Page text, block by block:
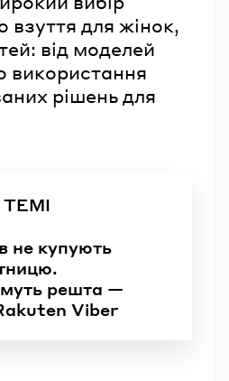
взуття для жінок,
від моделей
використання
рішень для
не купують
решта —
Viber